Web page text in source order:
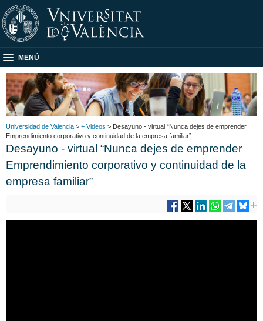
MENÚ
Universidad de Valencia > + Videos > Desayuno - virtual “Nunca dejes de emprender
Emprendimiento corporativo y continuidad de la empresa familiar”
Desayuno - virtual “Nunca dejes de emprender
Emprendimiento corporativo y continuidad de la
empresa familiar”